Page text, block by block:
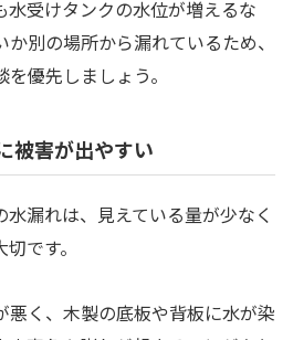
受けタンクの水位が増えるな
別の場所から漏れているため、
優先しましょう。
被害が出やすい
漏れは、見えている量が少なく
です。
悪く、木製の底板や背板に水が染